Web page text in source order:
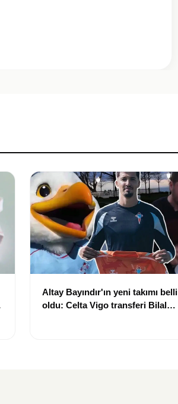
Altay Bayındır'ın yeni takımı belli
oldu: Celta Vigo transferi Bilal